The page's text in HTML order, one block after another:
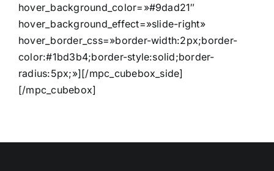
hover_background_color=»#9dad21″
hover_background_effect=»slide-right»
hover_border_css=»border-width:2px;border-
color:#1bd3b4;border-style:solid;border-
radius:5px;»][/mpc_cubebox_side]
[/mpc_cubebox]